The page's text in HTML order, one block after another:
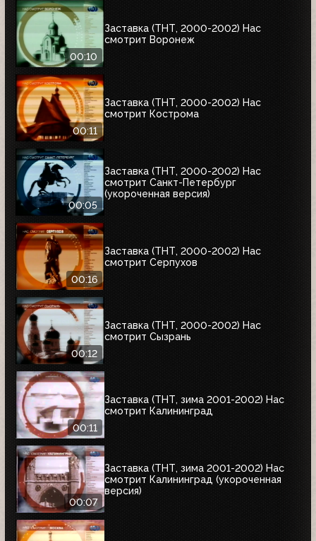
00:10
Заставка (ТНТ, 2000-2002) Нас
смотрит Воронеж
00:11
Заставка (ТНТ, 2000-2002) Нас
смотрит Кострома
00:05
Заставка (ТНТ, 2000-2002) Нас
смотрит Санкт-Петербург
(укороченная версия)
00:16
Заставка (ТНТ, 2000-2002) Нас
смотрит Серпухов
00:12
Заставка (ТНТ, 2000-2002) Нас
смотрит Сызрань
00:11
Заставка (ТНТ, зима 2001-2002) Нас
смотрит Калининград
00:07
Заставка (ТНТ, зима 2001-2002) Нас
смотрит Калининград (укороченная
версия)